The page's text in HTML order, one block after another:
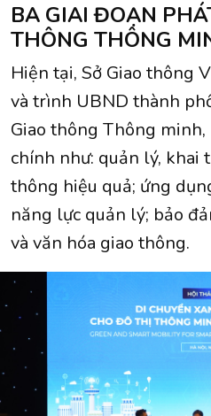
BA GIAI ĐOẠN
THÔNG THÔNG
Hiện tại, Sở Giao thông
và trình UBND thành
Giao thông Thông
chính như: quản lý, khai
thông hiệu quả; ứng
năng lực quản lý; bảo
và văn hóa giao thông.